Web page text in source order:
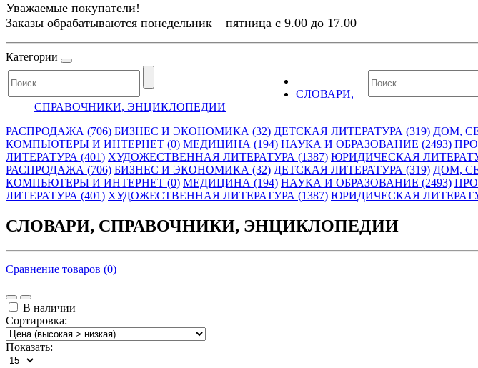
Уважаемые покупатели!
Заказы обрабатываются понедельник – пятница с 9.00 до 17.00
Категории
СЛОВАРИ,
СПРАВОЧНИКИ, ЭНЦИКЛОПЕДИИ
РАСПРОДАЖА (706) БИЗНЕС И ЭКОНОМИКА (32) ДЕТСКАЯ ЛИТЕРАТУРА (319) ДОМ,
КОМПЬЮТЕРЫ И ИНТЕРНЕТ (0) МЕДИЦИНА (194) НАУКА И ОБРАЗОВАНИЕ (2493)
ЛИТЕРАТУРА (401) ХУДОЖЕСТВЕННАЯ ЛИТЕРАТУРА (1387) ЮРИДИЧЕСКАЯ
РАСПРОДАЖА (706) БИЗНЕС И ЭКОНОМИКА (32) ДЕТСКАЯ ЛИТЕРАТУРА (319) ДОМ,
КОМПЬЮТЕРЫ И ИНТЕРНЕТ (0) МЕДИЦИНА (194) НАУКА И ОБРАЗОВАНИЕ (2493)
ЛИТЕРАТУРА (401) ХУДОЖЕСТВЕННАЯ ЛИТЕРАТУРА (1387) ЮРИДИЧЕСКАЯ
СЛОВАРИ, СПРАВОЧНИКИ, ЭНЦИКЛОПЕДИИ
Сравнение товаров (0)
В наличии
Сортировка:
Показать: